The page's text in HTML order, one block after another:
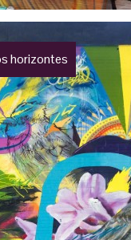
horizontes